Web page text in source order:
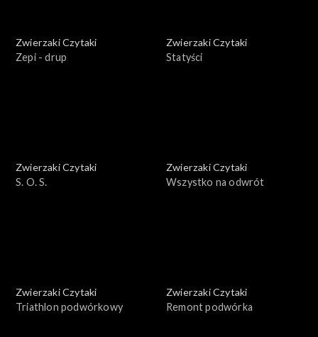
Zwierzaki Czytaki
Zepi - drup
Zwierzaki Czytaki
Statyści
Zwierzaki Czytaki
S. O. S.
Zwierzaki Czytaki
Wszystko na odwrót
Zwierzaki Czytaki
Triathlon podwórkowy
Zwierzaki Czytaki
Remont podwórka